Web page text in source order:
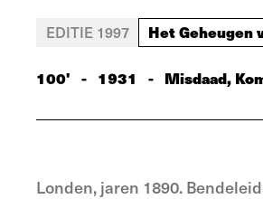
EDITIE 1997 Het Geheugen
100' - 1931 - Misdaad,
Londen, jaren 1890.